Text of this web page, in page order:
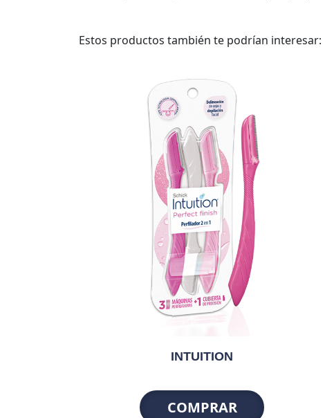
Estos productos también te podrían interesar:
INTUITION
COMPRAR